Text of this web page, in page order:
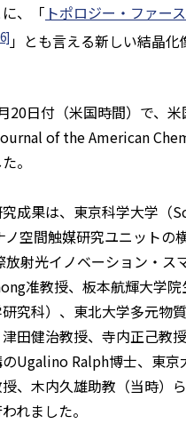
、「 トポロジー・ファー
」とも言える新しい結晶化
20日付（米国時間）で、
of the American
。
成果は、東京科学大学（
ノ空間触媒研究ユニットの
放射光イノベーション・ス
准教授、板本航輝大学
究科）、東北大学多元物
田健治教授、寺内正己教
Ugalino Ralph博士、東京
、木内久雄助教（当時）
れました。